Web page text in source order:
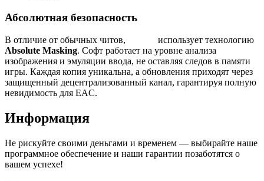
Абсолютная безопасность
В отличие от обычных читов,
использует технологию
Absolute Masking. Софт работает на уровне анализа
изображения и эмуляции ввода, не оставляя следов в памяти
игры. Каждая копия уникальна, а обновления приходят через
защищенный децентрализованный канал, гарантируя полную
невидимость для EAC.
Информация
Не рискуйте своими деньгами и временем — выбирайте наше
программное обеспечение и наши гарантии позаботятся о
вашем успехе!